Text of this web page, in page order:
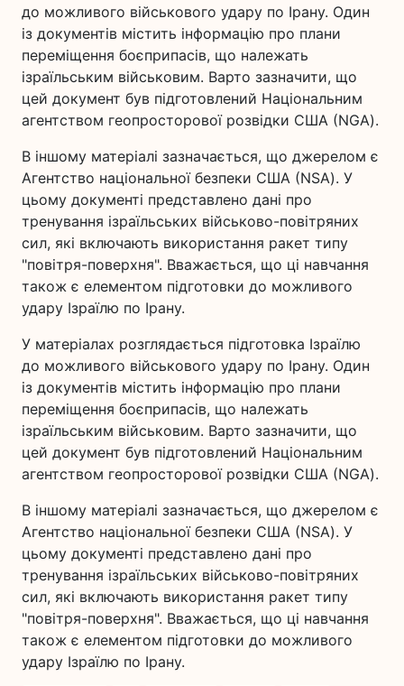
до можливого військового удару по Ірану. Один
із документів містить інформацію про плани
переміщення боєприпасів, що належать
ізраїльським військовим. Варто зазначити, що
цей документ був підготовлений Національним
агентством геопросторової розвідки США (NGA).
В іншому матеріалі зазначається, що джерелом є
Агентство національної безпеки США (NSA). У
цьому документі представлено дані про
тренування ізраїльських військово-повітряних
сил, які включають використання ракет типу
"повітря-поверхня". Вважається, що ці навчання
також є елементом підготовки до можливого
удару Ізраїлю по Ірану.
У матеріалах розглядається підготовка Ізраїлю
до можливого військового удару по Ірану. Один
із документів містить інформацію про плани
переміщення боєприпасів, що належать
ізраїльським військовим. Варто зазначити, що
цей документ був підготовлений Національним
агентством геопросторової розвідки США (NGA).
В іншому матеріалі зазначається, що джерелом є
Агентство національної безпеки США (NSA). У
цьому документі представлено дані про
тренування ізраїльських військово-повітряних
сил, які включають використання ракет типу
"повітря-поверхня". Вважається, що ці навчання
також є елементом підготовки до можливого
удару Ізраїлю по Ірану.